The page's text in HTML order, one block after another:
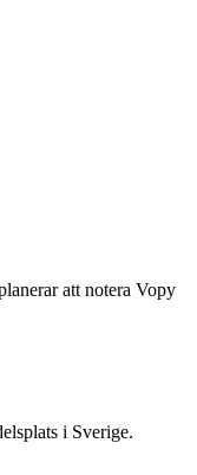
att notera Vopy
i Sverige.